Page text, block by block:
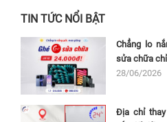
TIN TỨC NỔI BẬT
Chẳng lo
sửa chữa
28/06/2026
Địa chỉ thay